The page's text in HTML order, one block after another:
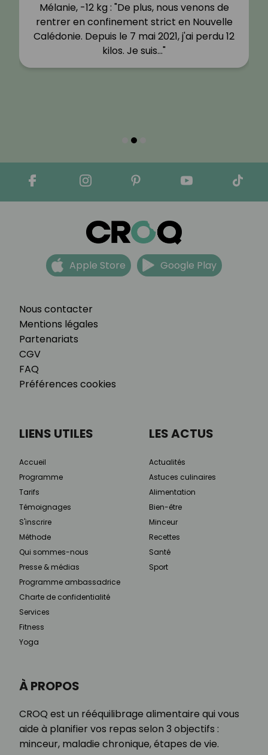
Mélanie, -12 kg : "De plus, nous venons de
rentrer en confinement strict en Nouvelle
Calédonie. Depuis le 7 mai 2021, j'ai perdu 12
kilos. Je suis…"
Nous contacter
Mentions légales
Partenariats
CGV
FAQ
Préférences cookies
Apple Store Google Play
À PROPOS
CROQ est un rééquilibrage alimentaire qui vous
aide à planifier vos repas selon 3 objectifs :
minceur, maladie chronique, étapes de vie.
LIENS UTILES
Accueil
Programme
Tarifs
Témoignages
S'inscrire
Méthode
Qui sommes-nous
Presse & médias
Programme ambassadrice
Charte de confidentialité
Services
Fitness
Yoga
LES ACTUS
Actualités
Astuces culinaires
Alimentation
Bien-être
Minceur
Recettes
Santé
Sport